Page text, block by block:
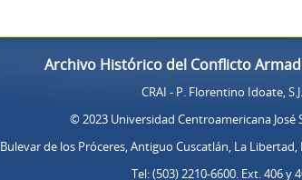
Archivo Histórico del Conflicto
CRAI - P. Florentino Idoate, S.J.
© 2023 Universidad Centroamericana José
Bulevar de los Próceres, Antiguo Cuscatlán, La
Tel: (503) 2210-6600. Ext. 406 y